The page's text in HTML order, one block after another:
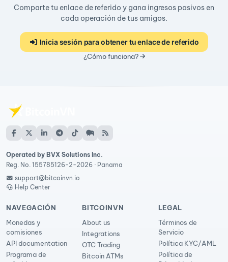
Comparte tu enlace de referido y gana ingresos pasivos en
cada operación de tus amigos.
Inicia sesión para obtener tu enlace de referido
¿Cómo funciona?
Operated by BVX Solutions Inc.
Reg. No. 155785126-2-2026 · Panama
support@bitcoinvn.io
Help Center
NAVEGACIÓN
Monedas y
comisiones
API documentation
Programa de
BITCOINVN
About us
Integrations
OTC Trading
Bitcoin ATMs
LEGAL
Términos de
Servicio
Política KYC/AML
Política de